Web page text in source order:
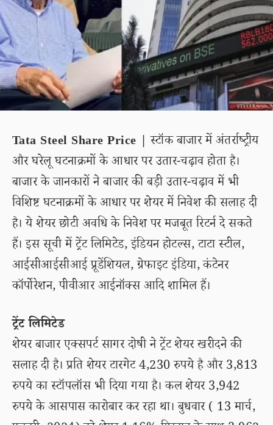
Tata Steel Share Price | स्टॉक बाजार में अंतर्राष्ट्रीय
और घरेलू घटनाक्रमों के आधार पर उतार-चढ़ाव होता है।
बाजार के जानकारों ने बाजार की बड़ी उतार-चढ़ाव में भी
विशिष्ट घटनाक्रमों के आधार पर शेयर में निवेश की सलाह दी
है। ये शेयर छोटी अवधि के निवेश पर मजबूत रिटर्न दे सकते
हैं। इस सूची में ट्रेंट लिमिटेड, इंडियन होटल्स, टाटा स्टील,
आईसीआईसीआई प्रूडेंशियल, ग्रेफाइट इंडिया, कंटेनर
कॉर्पोरेशन, पीवीआर आईनॉक्स आदि शामिल हैं।
ट्रेंट लिमिटेड
शेयर बाजार एक्सपर्ट सागर दोषी ने ट्रेंट शेयर खरीदने की
सलाह दी है। प्रति शेयर टारगेट 4,230 रुपये है और 3,813
रुपये का स्टॉपलॉस भी दिया गया है। कल शेयर 3,942
रुपये के आसपास कारोबार कर रहा था। बुधवार ( 13 मार्च,